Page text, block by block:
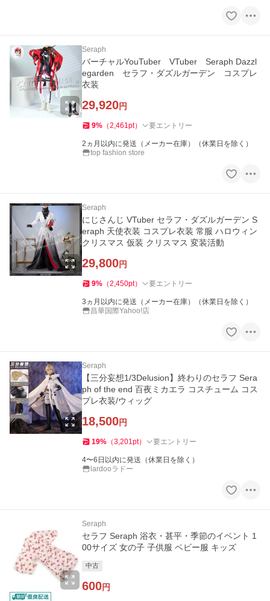
Seraph
バーチャルYouTuber VTuber Seraph Dazzl
egarden セラフ・ダズルガーデン コスプレ
衣装
29,920円
9% （2,461pt） 要エントリー
2ヵ月以内に発送（メーカー在庫）（休業日を除く）
top fashion store
Seraph
にじさんじ VTuber セラフ・ダズルガーデン S
eraph 天使衣装 コスプレ衣装 常服 ハロウィン
クリスマス 仮装 クリスマス 変装活動
29,800円
9% （2,450pt） 要エントリー
3ヵ月以内に発送（メーカー在庫）（休業日を除く）
昌華国際Yahoo!店
Seraph
【三分妄想1/3Delusion】終わりのセラフ Sera
ph of the end 百夜ミカエラ コスチューム コス
プレ衣装/ウィッグ
18,500円
19% （3,201pt） 要エントリー
4〜6日以内に発送（休業日を除く）
lardooラドー
Seraph
セラフ Seraph 浴衣・甚平・季節のイベント 1
00サイズ 女の子 子供服 ベビー服 キッズ
中古
600円